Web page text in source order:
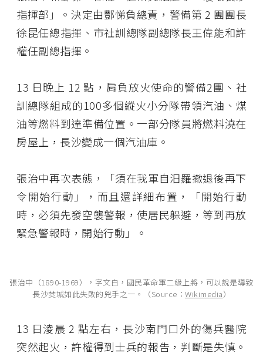
指揮部」。決定由酆悌負總責，警備第 2 團團長
徐昆任總指揮、市社訓總隊副總隊長王偉能和許
權任副總指揮。
13 日晚上 12 點，肩負放火使命的警備2團、社
訓總隊組成的100多個縱火小分隊帶領汽油、煤
油等燃料到達準備位置。一部分隊員將燃料澆在
房屋上，長沙變成一個汽油庫。
張治中再次表態，「須在我軍自汨羅撤退後再下
令開始行動」，而且還詳細布置，「開始行動
時，必須先發空襲警報，使居民躲避，等到再放
緊急警報時，開始行動」。
張治中（1890-1969），字文白，國民革命軍二級上將，可以說是導致
長沙焚城如此失敗的兇手之一。（Source： Wikimedia）
13 日淩晨 2 點左右，長沙南門口外的傷兵醫院
突然起火，許權得到士兵的報告，判斷是失慎。